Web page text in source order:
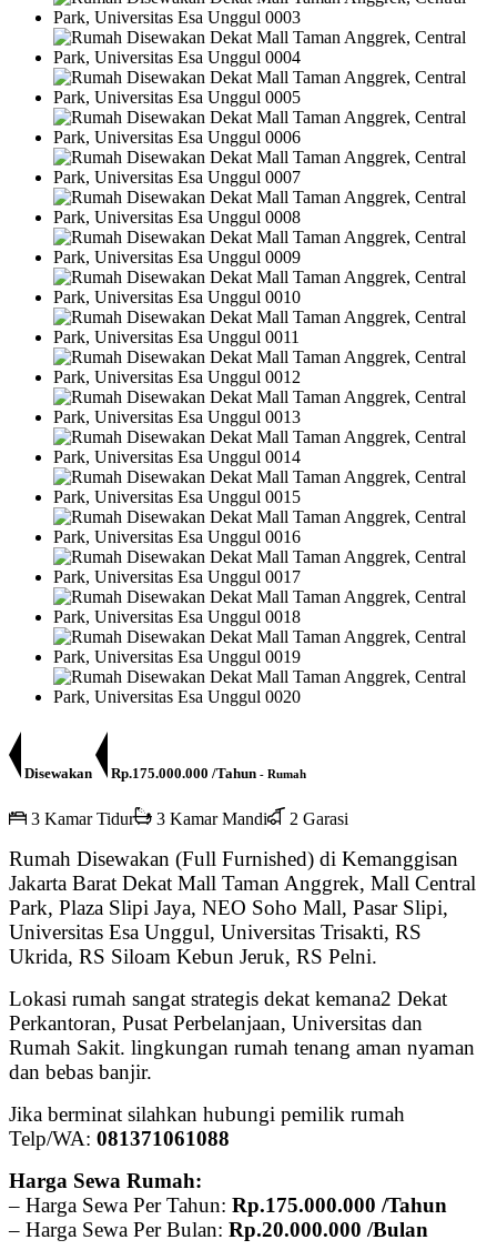
Disewakan Rp.175.000.000 /Tahun - Rumah
3 Kamar Tidur 3 Kamar Mandi 2 Garasi
Rumah Disewakan (Full Furnished) di Kemanggisan
Jakarta Barat Dekat Mall Taman Anggrek, Mall Central
Park, Plaza Slipi Jaya, NEO Soho Mall, Pasar Slipi,
Universitas Esa Unggul, Universitas Trisakti, RS
Ukrida, RS Siloam Kebun Jeruk, RS Pelni.
Lokasi rumah sangat strategis dekat kemana2 Dekat
Perkantoran, Pusat Perbelanjaan, Universitas dan
Rumah Sakit. lingkungan rumah tenang aman nyaman
dan bebas banjir.
Jika berminat silahkan hubungi pemilik rumah
Telp/WA: 081371061088
Harga Sewa Rumah:
– Harga Sewa Per Tahun: Rp.175.000.000 /Tahun
– Harga Sewa Per Bulan: Rp.20.000.000 /Bulan